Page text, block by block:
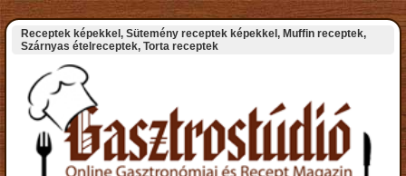
Receptek képekkel, Sütemény receptek képekkel, Muffin receptek,
Szárnyas ételreceptek, Torta receptek